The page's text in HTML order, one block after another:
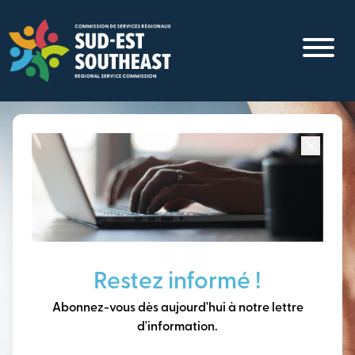
contenu
principal
Restez informé !
Abonnez-vous dès aujourd'hui à notre lettre
d'information.
Concentré sur toutes les communautés du
Nouveau-Brunswick
construire notre avenir